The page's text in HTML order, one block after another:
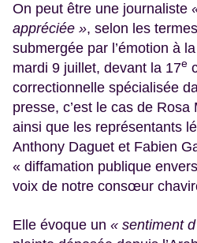
On peut être une journaliste
appréciée », selon les
submergée par l’émotion à
mardi 9 juillet, devant la 17e
correctionnelle spécialisée
presse, c’est le cas de
ainsi que les représentants
Anthony Daguet et Fabien
« diffamation publique
voix de notre consœur
Elle évoque un « sentiment